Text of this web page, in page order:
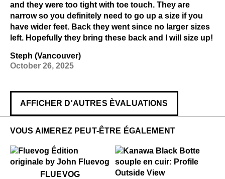
and they were too tight with toe touch. They are
narrow so you definitely need to go up a size if you
have wider feet. Back they went since no larger sizes
left. Hopefully they bring these back and I will size up!
Steph (Vancouver)
October 26, 2025
AFFICHER D'AUTRES ÈVALUATIONS
VOUS AIMEREZ PEUT-ÊTRE ÉGALEMENT
FluevogFLUEVOG